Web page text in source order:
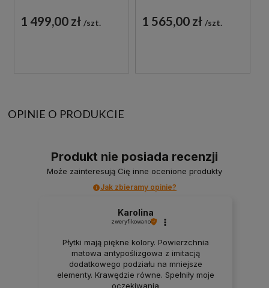
1 499,00 zł szt. 1 565,00 zł szt.
OPINIE O PRODUKCIE
Produkt nie posiada recenzji
Może zainteresują Cię inne ocenione produkty
Jak zbieramy opinie?
Karolina
zweryfikowano
Płytki mają piękne kolory. Powierzchnia
matowa antypoślizgowa z imitacją
dodatkowego podziału na mniejsze
elementy. Krawędzie równe. Spełniły moje
oczekiwania